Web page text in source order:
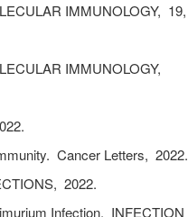
IMMUNOLOGY, 19,
IMMUNOLOGY,
Cancer Letters, 2022.
2022.
Infection. INFECTION